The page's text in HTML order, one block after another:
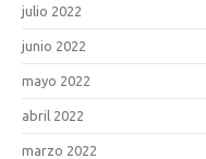
julio 2022
junio 2022
mayo 2022
abril 2022
marzo 2022